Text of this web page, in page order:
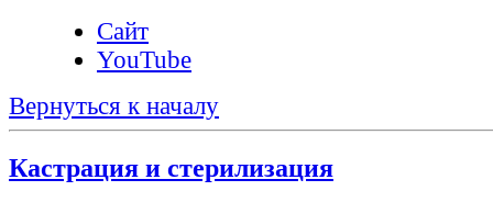
Сайт
YouTube
Вернуться к началу
Кастрация и стерилизация